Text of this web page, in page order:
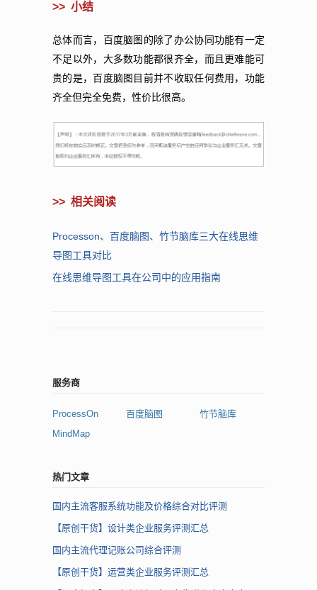
>> 小结
总体而言，百度脑图的除了办公协同功能有一定
不足以外，大多数功能都很齐全，而且更难能可
贵的是，百度脑图目前并不收取任何费用，功能
齐全但完全免费，性价比很高。
>> 相关阅读
Processon、百度脑图、竹节脑库三大在线思维
导图工具对比
在线思维导图工具在公司中的应用指南
服务商
ProcessOn 百度脑图
竹节脑库
MindMap
热门文章
国内主流客服系统功能及价格综合对比评测
【原创干货】设计类企业服务评测汇总
国内主流代理记账公司综合评测
【原创干货】运营类企业服务评测汇总